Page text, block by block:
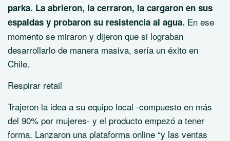
parka. La abrieron, la cerraron, la cargaron en sus
espaldas y probaron su resistencia al agua. En ese
momento se miraron y dijeron que si lograban
desarrollarlo de manera masiva, sería un éxito en
Chile.
Respirar retail
Trajeron la idea a su equipo local -compuesto en más
del 90% por mujeres- y el producto empezó a tener
forma. Lanzaron una plataforma online “y las ventas